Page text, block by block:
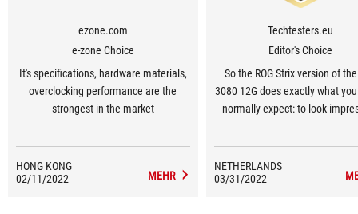
ezone.com
e-zone Choice
It's specifications, hardware materials,
overclocking performance are the
strongest in the market
HONG KONG
02/11/2022
MEHR
Techtesters.eu
Editor's Choice
So the ROG Strix version of the
3080 12G does exactly what
normally expect: to look
NETHERLANDS
03/31/2022